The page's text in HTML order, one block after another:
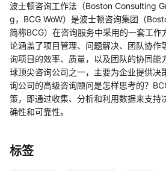
波士顿咨询工作法（Boston Consulting
g，BCG WoW）是波士顿咨询集团（
简称BCG）在咨询服务中采用的一套工作
论涵盖了项目管理、问题解决、团队协作
询项目的效率、质量，以及团队的协同能
球顶尖咨询公司之一，主要为企业提供决
询公司的高级咨询顾问是怎样思考的？
策，即通过收集、分析和利用数据来支持
确性和可靠性。
标签